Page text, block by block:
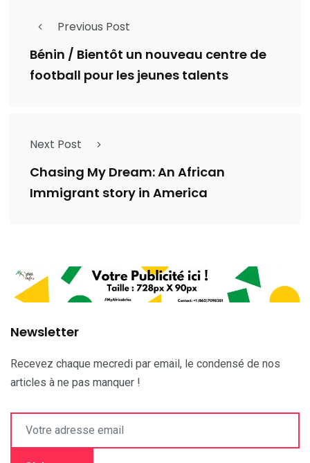
Previous Post
Bénin / Bientôt un nouveau centre de
football pour les jeunes talents
Next Post
Chasing My Dream: An African
Immigrant story in America
Newsletter
Recevez chaque mecredi par email, le condensé de nos
articles à ne pas manquer !